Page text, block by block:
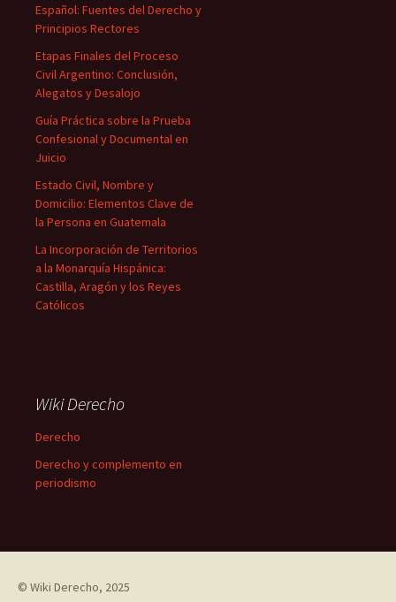
Español: Fuentes del Derecho y
Principios Rectores
Etapas Finales del Proceso
Civil Argentino: Conclusión,
Alegatos y Desalojo
Guía Práctica sobre la Prueba
Confesional y Documental en
Juicio
Estado Civil, Nombre y
Domicilio: Elementos Clave de
la Persona en Guatemala
La Incorporación de Territorios
a la Monarquía Hispánica:
Castilla, Aragón y los Reyes
Católicos
Wiki Derecho
Derecho
Derecho y complemento en
periodismo
© Wiki Derecho, 2025